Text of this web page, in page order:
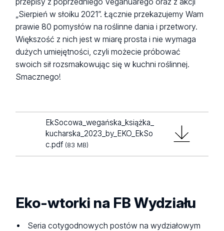
„Sierpień w słoiku 2021”. Łącznie przekazujemy Wam
prawie 80 pomysłów na roślinne dania i przetwory.
Większość z nich jest w miarę prosta i nie wymaga
dużych umiejętności, czyli możecie próbować
swoich sił rozsmakowując się w kuchni roślinnej.
Smacznego!
EkSocowa_wegańska_książka_
kucharska_2023_by_EKO_EkSo
c.pdf (83 MB)
Eko-wtorki na FB Wydziału
Seria cotygodnowych postów na wydziałowym